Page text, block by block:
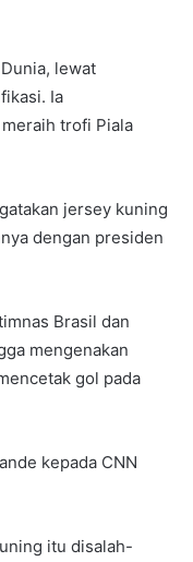
lewat
Ia
trofi Piala
jersey kuning
dengan presiden
Brasil dan
mengenakan
gol pada
kepada CNN
itu disalah-